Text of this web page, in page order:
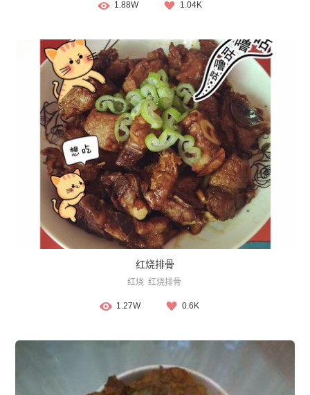
1.88W 1.04K
红烧排骨
红烧 红烧排骨
1.27W 0.6K